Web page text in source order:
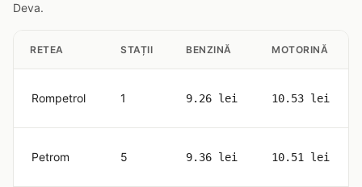
Deva.
RETEA STAȚII BENZINĂ MOTORINĂ
Rompetrol 1 9.26 lei 10.53 lei
Petrom 5 9.36 lei 10.51 lei